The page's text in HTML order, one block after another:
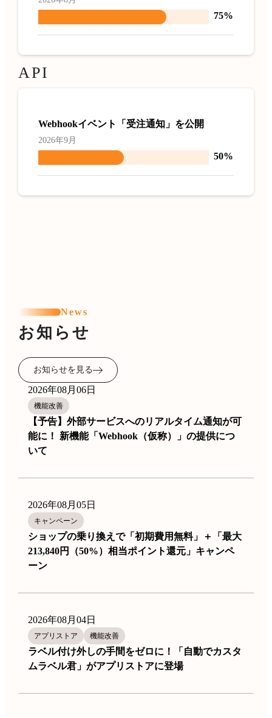
75%
API
Webhookイベント「受注通知」を公開
2026年9月
50%
News
お知らせ
お知らせを見る
2026年08月06日
機能改善
【予告】外部サービスへのリアルタイム通知が可
能に！ 新機能「Webhook（仮称）」の提供につ
いて
2026年08月05日
キャンペーン
ショップの乗り換えで「初期費用無料」＋「最大
213,840円（50%）相当ポイント還元」キャンペ
ーン
2026年08月04日
アプリストア 機能改善
ラベル付け外しの手間をゼロに！「自動でカスタ
ムラベル君」がアプリストアに登場